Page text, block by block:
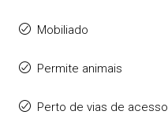
Mobiliado
Permite animais
Perto de vias de acesso